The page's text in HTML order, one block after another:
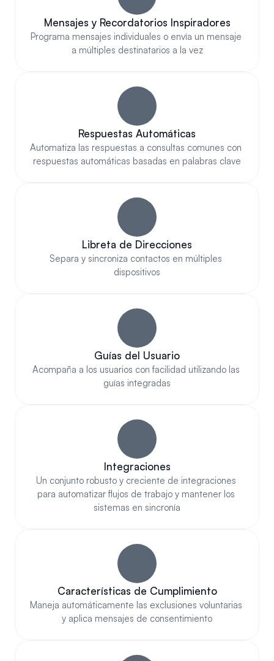
Mensajes y Recordatorios Inspiradores
Programa mensajes individuales o envía un mensaje
a múltiples destinatarios a la vez
Respuestas Automáticas
Automatiza las respuestas a consultas comunes con
respuestas automáticas basadas en palabras clave
Libreta de Direcciones
Separa y sincroniza contactos en múltiples
dispositivos
Guías del Usuario
Acompaña a los usuarios con facilidad utilizando las
guías integradas
Integraciones
Un conjunto robusto y creciente de integraciones
para automatizar flujos de trabajo y mantener los
sistemas en sincronía
Características de Cumplimiento
Maneja automáticamente las exclusiones voluntarias
y aplica mensajes de consentimiento